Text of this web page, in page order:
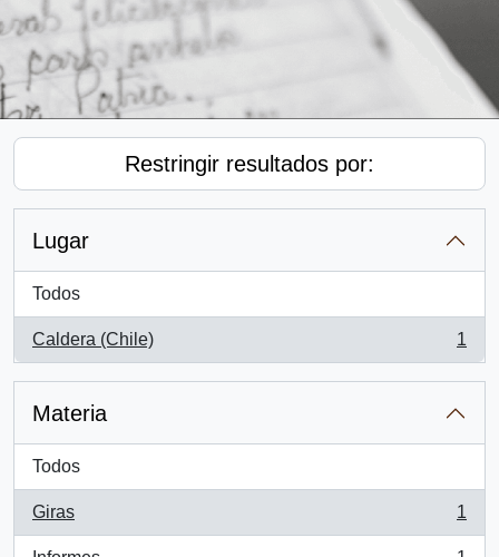
Restringir resultados por:
Lugar
Todos
Caldera (Chile)
, 1 resultados
1
Materia
Todos
Giras
, 1 resultados
1